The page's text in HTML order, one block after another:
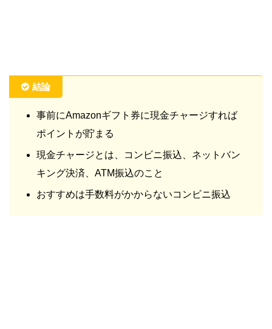
結論
事前にAmazonギフト券に現金チャージすれば
ポイントが貯まる
現金チャージとは、コンビニ振込、ネットバン
キング決済、ATM振込のこと
おすすめは手数料がかからないコンビニ振込